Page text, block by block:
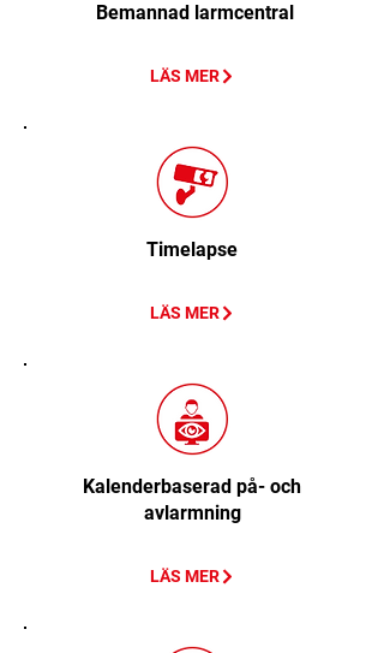
Bemannad larmcentral
LÄS MER
Timelapse
LÄS MER
Kalenderbaserad på- och
avlarmning
LÄS MER